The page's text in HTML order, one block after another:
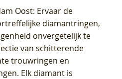
Oost: Ervaar de
diamantringen,
onvergetelijk te
van schitterende
trouwringen en
Elk diamant is